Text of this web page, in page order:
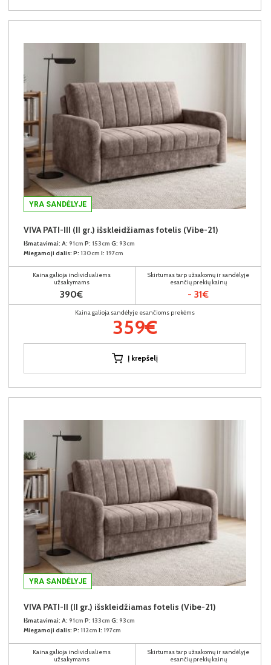
YRA SANDĖLYJE
VIVA PATI-III (II gr.) išskleidžiamas fotelis (Vibe-21)
Išmatavimai: A: 91cm P: 153cm G: 93cm
Miegamoji dalis: P: 130cm I: 197cm
Kaina galioja individualiems
užsakymams
390€
Skirtumas tarp užsakomų ir sandėlyje
esančių prekių kainų
- 31€
Kaina galioja sandėlyje esančioms prekėms
359€
Į krepšelį
YRA SANDĖLYJE
VIVA PATI-II (II gr.) išskleidžiamas fotelis (Vibe-21)
Išmatavimai: A: 91cm P: 133cm G: 93cm
Miegamoji dalis: P: 112cm I: 197cm
Kaina galioja individualiems
užsakymams
Skirtumas tarp užsakomų ir sandėlyje
esančių prekių kainų